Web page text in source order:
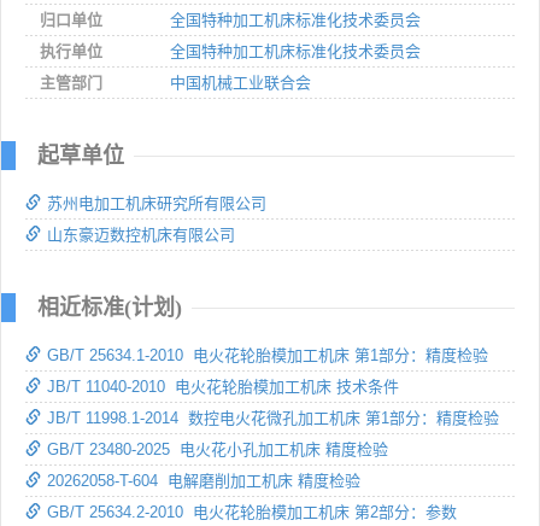
归口单位
全国特种加工机床标准化技术委员会
执行单位
全国特种加工机床标准化技术委员会
主管部门
中国机械工业联合会
起草单位
苏州电加工机床研究所有限公司
山东豪迈数控机床有限公司
相近标准(计划)
GB/T 25634.1-2010 电火花轮胎模加工机床 第1部分：精度检验
JB/T 11040-2010 电火花轮胎模加工机床 技术条件
JB/T 11998.1-2014 数控电火花微孔加工机床 第1部分：精度检验
GB/T 23480-2025 电火花小孔加工机床 精度检验
20262058-T-604 电解磨削加工机床 精度检验
GB/T 25634.2-2010 电火花轮胎模加工机床 第2部分：参数